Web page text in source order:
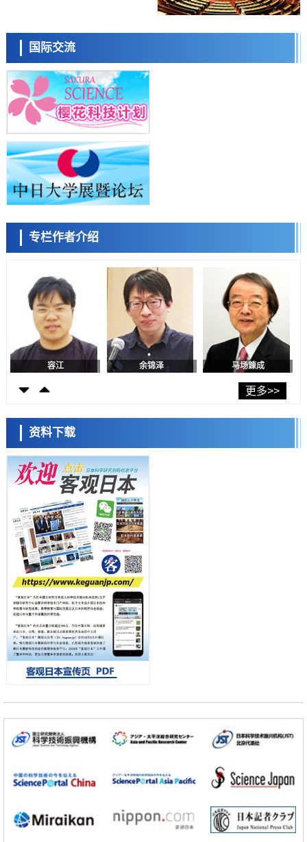
劣化抑制机制，为提升轮胎安全性与耐久性的材料设计开辟道路
科学研究
近畿大学等发现植物染料“日本茜”的红色成分可抑制老化与炎症，有望
成为新型功能性材料
科学研究
群马大学开发针对难治性癫痫的新型基因疗法，利用超小型GAD67启动
子抑制发作
科学研究
九州大学揭示夜间眼压升高机制：两种激素波动叠加所致
科学研究
东京都产技研采用新手法开发出可稳定工作至300℃的介电材料，已验
证电容器可在汽车发动机等高温环境下工作
经济・社会
日本生成式AI使用者占比一年内翻倍，但与中美德仍有较大差距
政策
日本修订首都直下型地震紧急对策：目标为死亡人数至少减半，重点强
化火灾防控
福井大学发现细胞记忆过往并抑制反应的机制，阐明即便DNA相同反应
迥异之谜
科学研究
神户大学确认口服癌症疫苗B440单药给药的安全性，在转移性尿路上皮
癌患者中开展临床试验
日本发布《令和8年版科学技术与创新白皮书》，解读第七期基本计划
首年度政策方向
科学研究
东京大学发现可诱导细胞死亡的新型信使物质
东京都健康长寿医疗中心跨器官揭示衰老过程中的糖链变化
科学研究
产总研无需石油利用松脂制备石墨前驱体，可作为电池电极材料
科学研究
东京大学和海上保安厅等发现南海海槽沿线板块边界锁定状态存在区域
差异
政策
日本第2次医疗研究开发调整费，根据一线实际情况和需求分配99.3亿
日元
科学研究
千叶大学鉴定出导致难治性疾病“肺高血压症”恶化的蛋白质“MYL9/12”，
会引发血管结构恶化
科学研究
京都大学高效生成光的构成单元“光子”，可应用于量子计算机
科学研究
开发出300亿年仅误差1秒的光晶格钟，构建网络将其打造为下一代社会
基础设施
经济・社会
大阪大学开发出膜脂质可视化工具，使脂质探针的高效开发成为可能
科学研究
带大量基因的人工细胞
政策
科学研究
京都大学高效生成光的构成单元“光子”，可应用于量子计算机
国际交流
专栏作者介绍
流员
小岩井忠道
陈小牧 李鸥 安宁
容江 余锦泽 马场錬成
日本科学未来馆 科学交
流员
小岩井忠道 泷川 进
更多>>
资料下载